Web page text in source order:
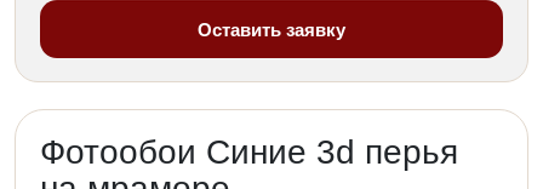
Оставить заявку
Фотообои Синие 3d перья